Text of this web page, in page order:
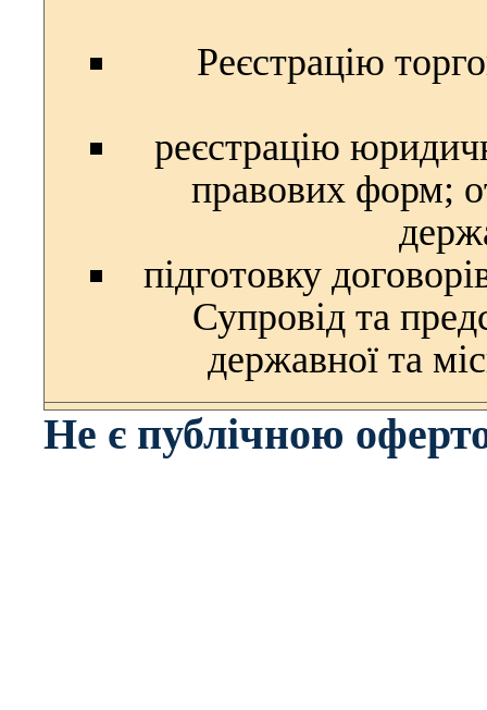
Реєстрацію
реєстрацію
правових форм;
підготовку
Супровід та
державної та
Не є публічною